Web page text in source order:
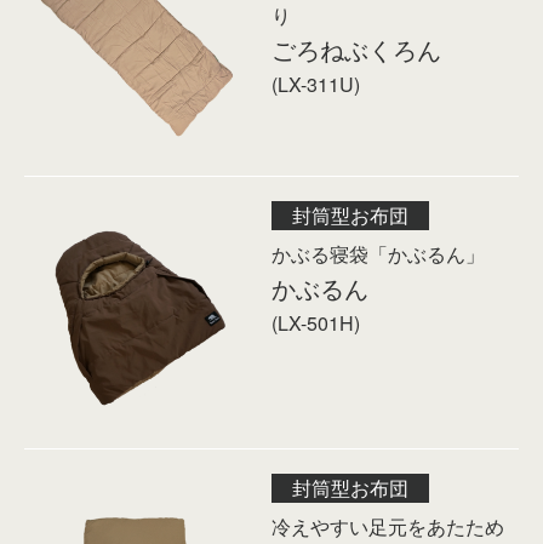
り
ごろねぶくろん
(LX-311U)
封筒型お布団
かぶる寝袋「かぶるん」
かぶるん
(LX-501H)
封筒型お布団
冷えやすい足元をあたため